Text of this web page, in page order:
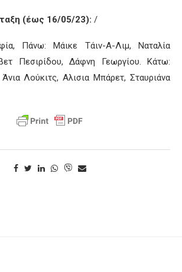
(έως 16/05/23): /
Πάνω: Μάικε Τάιν-Α-Λιμ, Ναταλία
Πεσιρίδου, Δάφνη Γεωργίου. Κάτω:
Λούκιτς, Αλισια Μπάρετ, Σταυριάνα